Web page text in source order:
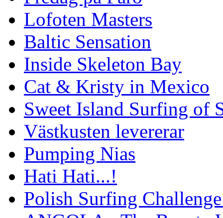
Lofoten Masters
Baltic Sensation
Inside Skeleton Bay
Cat & Kristy in Mexico
Sweet Island Surfing of
Västkusten levererar
Pumping Nias
Hati Hati...!
Polish Surfing